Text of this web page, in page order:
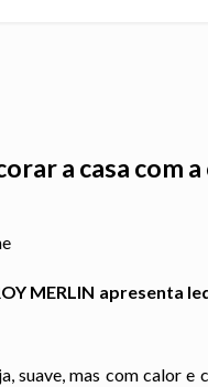
a casa com
MERLIN apresenta
suave, mas com calor e